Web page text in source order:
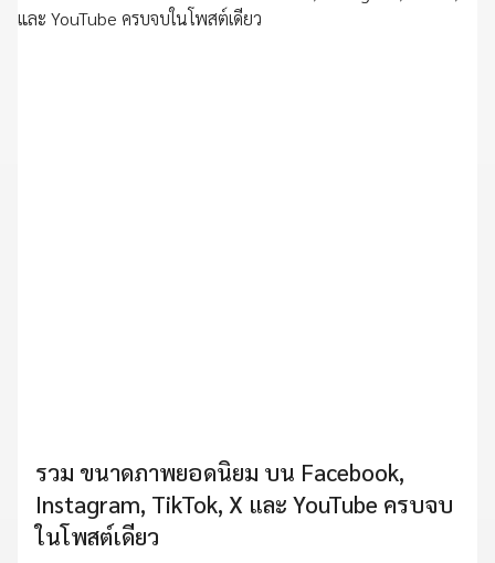
รวม ขนาดภาพยอดนิยม บน Facebook,
Instagram, TikTok, X และ YouTube ครบจบ
ในโพสต์เดียว